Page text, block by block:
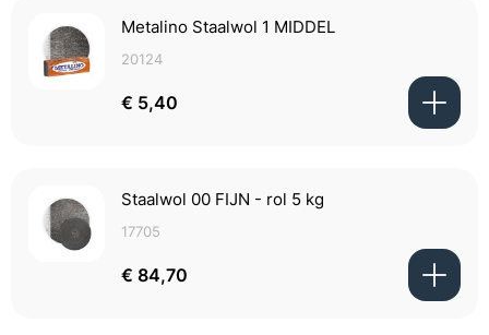
Metalino Staalwol 1 MIDDEL
20124
€ 5,40
Staalwol 00 FIJN - rol 5 kg
17705
€ 84,70